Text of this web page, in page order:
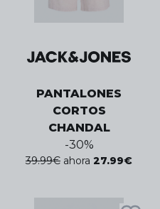
PANTALONES
CORTOS
CHANDAL
-30%
39.99€ ahora 27.99€